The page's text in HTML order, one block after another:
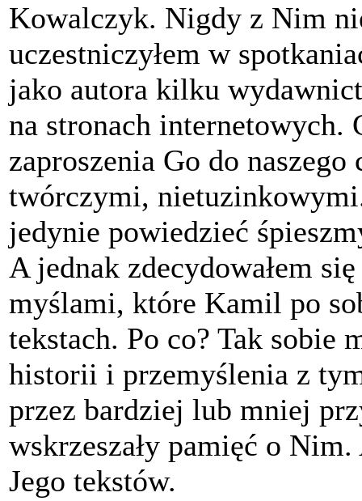
Kowalczyk. Nigdy z Nim
uczestniczyłem w
jako autora kilku
na stronach internetowych.
zaproszenia Go do
twórczymi,
jedynie powiedzieć
A jednak zdecydowałem
myślami, które Kamil po
tekstach. Po co? Tak sobie
historii i przemyślenia z
przez bardziej lub mniej
wskrzeszały pamięć o
Jego tekstów.